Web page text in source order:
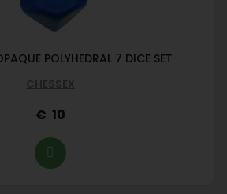
POLYHEDRAL 7 DICE SET
CHESSEX
10